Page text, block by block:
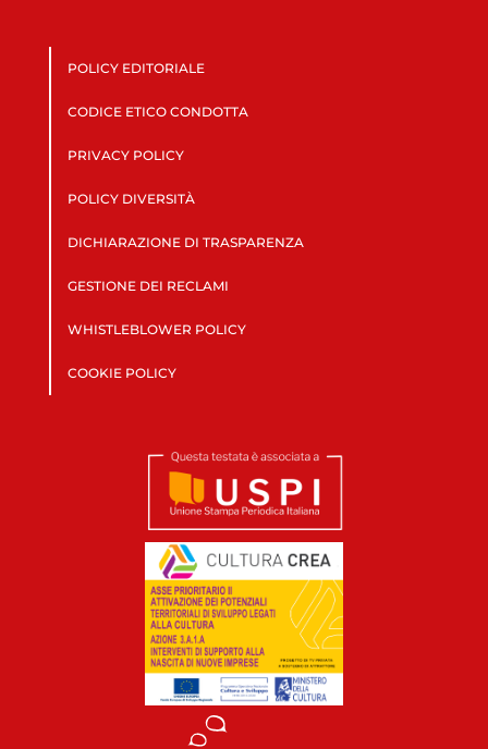
POLICY EDITORIALE
CODICE ETICO CONDOTTA
PRIVACY POLICY
POLICY DIVERSITÀ
DICHIARAZIONE DI TRASPARENZA
GESTIONE DEI RECLAMI
WHISTLEBLOWER POLICY
COOKIE POLICY